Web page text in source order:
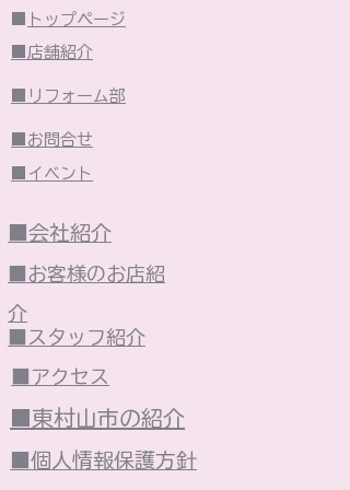
トップページ
■店舗紹介
■リフォーム部
■お問合せ
■イベント
■会社紹介
■お客様のお店紹
介
■スタッフ紹介
■アクセス
■東村山市の紹介
■個人情報保護方針